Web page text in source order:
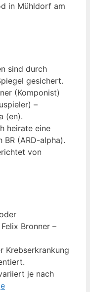
in Mühldorf am
sind durch
gesichert.
(Komponist)
–
(en).
heirate eine
BR (ARD-alpha).
von
Bronner –
Krebserkrankung
je nach